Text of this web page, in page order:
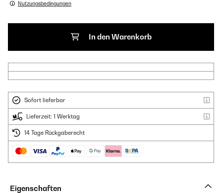
Nutzungsbedingungen
In den Warenkorb
Sofort lieferbar
Lieferzeit: 1 Werktag
14 Tage Rückgaberecht
Eigenschaften